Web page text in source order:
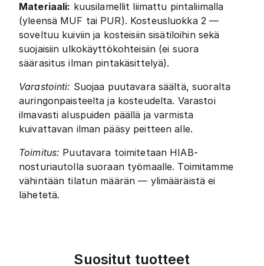
Materiaali: kuusilamellit liimattu pintaliimalla
(yleensä MUF tai PUR). Kosteusluokka 2 —
soveltuu kuiviin ja kosteisiin sisätiloihin sekä
suojaisiin ulkokäyttökohteisiin (ei suora
säärasitus ilman pintakäsittelyä).
Varastointi: Suojaa puutavara säältä, suoralta
auringonpaisteelta ja kosteudelta. Varastoi
ilmavasti aluspuiden päällä ja varmista
kuivattavan ilman pääsy peitteen alle.
Toimitus: Puutavara toimitetaan HIAB-
nosturiautolla suoraan työmaalle. Toimitamme
vähintään tilatun määrän — ylimääräistä ei
lähetetä.
Suositut tuotteet